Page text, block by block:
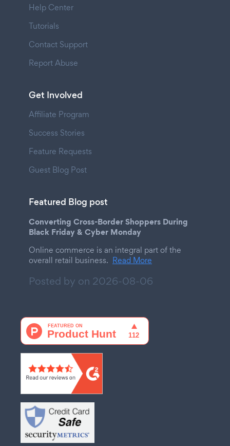
Help Center
Tutorials
Contact Support
Report Abuse
Get Involved
Affiliate Program
Success Stories
Feature Requests
Guest Blog Post
Featured Blog post
Converting Cross-Border Shoppers During
Black Friday & Cyber Monday
Online commerce is an integral part of the
overall retail business. Read More
Posted by on 2026-08-06